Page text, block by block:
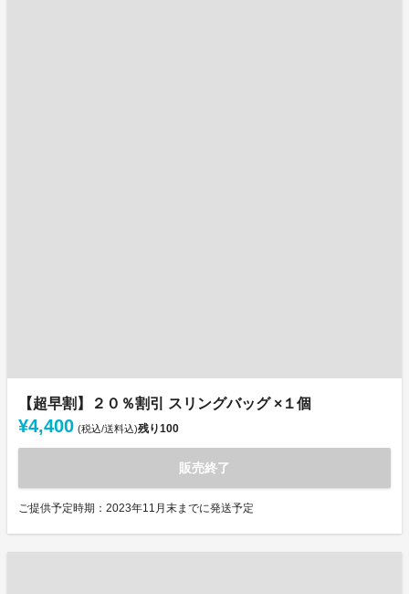
【超早割】２０％割引 スリングバッグ ×１個
¥4,400 (税込/送料込)残り100
販売終了
ご提供予定時期：2023年11月末までに発送予定